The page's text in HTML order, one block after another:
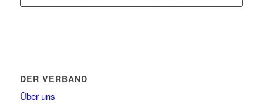
DER VERBAND
Über uns